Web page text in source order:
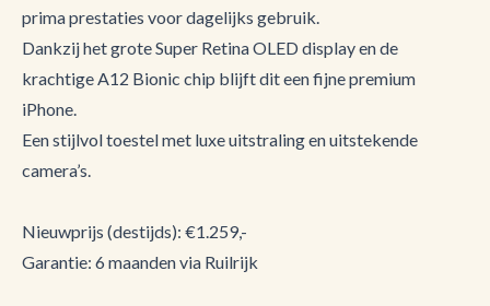
prima prestaties voor dagelijks gebruik.
Dankzij het grote Super Retina OLED display en de
krachtige A12 Bionic chip blijft dit een fijne premium
iPhone.
Een stijlvol toestel met luxe uitstraling en uitstekende
camera’s.
Nieuwprijs (destijds): €1.259,-
Garantie: 6 maanden via Ruilrijk